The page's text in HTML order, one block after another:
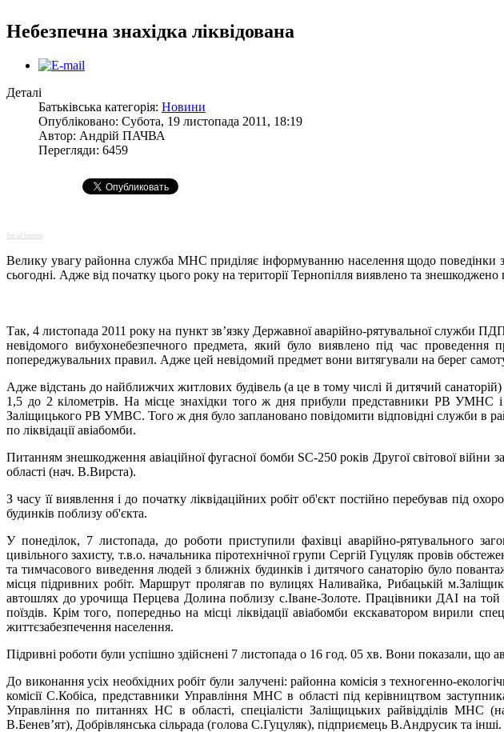
Небезпечна знахідка ліквідована
Деталі
Батьківська категорія: Новини
Опубліковано: Субота, 19 листопада 2011, 18:19
Автор: Андрій ПАЧВА
Перегляди: 6459
Social buttons
Велику увагу районна служба МНС приділяє інформуванню населення щодо поведінки з
сьогодні. Адже від початку цього року на території Тернопілля виявлено та
Так, 4 листопада 2011 року на пункт зв’язку Державної аварійно-рятувальної служби
невідомого вибухонебезпечного предмета, який було виявлено під час
попереджувальних правил. Адже цей невідомий предмет вони витягували на берег
Адже відстань до найближчих житлових будівель (а це в тому числі й дитячий санаторій)
1,5 до 2 кілометрів. На місце знахідки того ж дня прибули представники РВ УМНС
Заліщицького РВ УМВС. Того ж дня було заплановано повідомити відповідні служби в
по ліквідації авіабомби.
Питанням знешкодження авіаційної фугасної бомби SC-250 років Другої світової
області (нач. В.Вирста).
З часу її виявлення і до початку ліквідаційних робіт об'єкт постійно перебував під
будинків поблизу об'єкта.
У понеділок, 7 листопада, до роботи приступили фахівці аварійно-рятувального
цивільного захисту, т.в.о. начальника піротехнічної групи Сергій Гуцуляк провів
та тимчасового виведення людей з ближніх будинків і дитячого санаторію було
місця підривних робіт. Маршрут пролягав по вулицях Наливайка, Рибацькій
автошлях до урочища Перцева Долина поблизу с.Іване-Золоте. Працівники ДАІ на той
поїздів. Крім того, попередньо на місці ліквідації авіабомби екскаватором вирили
життєзабезпечення населення.
Підривні роботи були успішно здійснені 7 листопада о 16 год. 05 хв. Вони показали, що
До виконання усіх необхідних робіт були залучені: районна комісія з техногенно-
комісії С.Кобіса, представники Управління МНС в області під керівництвом
Управління по питаннях НС в області, спеціалісти Заліщицьких райвідділів
В.Бенев’ят), Добрівлянська сільрада (голова С.Гуцуляк), підприємець В.Андрусик та інші.